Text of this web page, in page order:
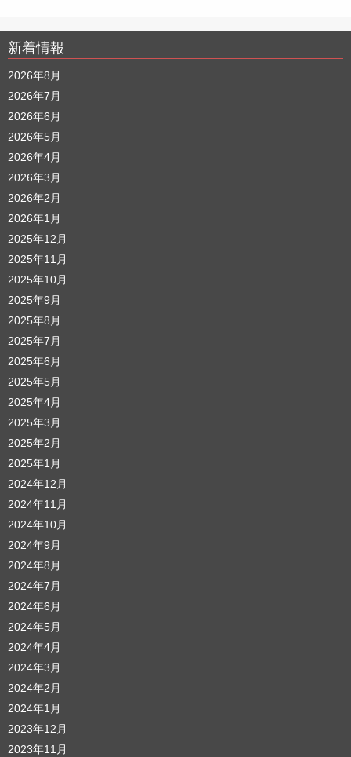
新着情報
2026年8月
2026年7月
2026年6月
2026年5月
2026年4月
2026年3月
2026年2月
2026年1月
2025年12月
2025年11月
2025年10月
2025年9月
2025年8月
2025年7月
2025年6月
2025年5月
2025年4月
2025年3月
2025年2月
2025年1月
2024年12月
2024年11月
2024年10月
2024年9月
2024年8月
2024年7月
2024年6月
2024年5月
2024年4月
2024年3月
2024年2月
2024年1月
2023年12月
2023年11月